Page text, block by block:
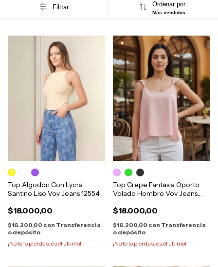
Filtrar Ordenar por:
Más vendidos
Top Algodon Con Lycra
Santino Liso Vov Jeans 12554
$18.000,00
$16.200,00 con Transferencia
o depósito
¡No te lo pierdas, es el último!
Top Crepe Fantasia Oporto
Volado Hombro Vov Jeans
$18.000,00
$16.200,00 con Transferencia
o depósito
¡No te lo pierdas, es el último!